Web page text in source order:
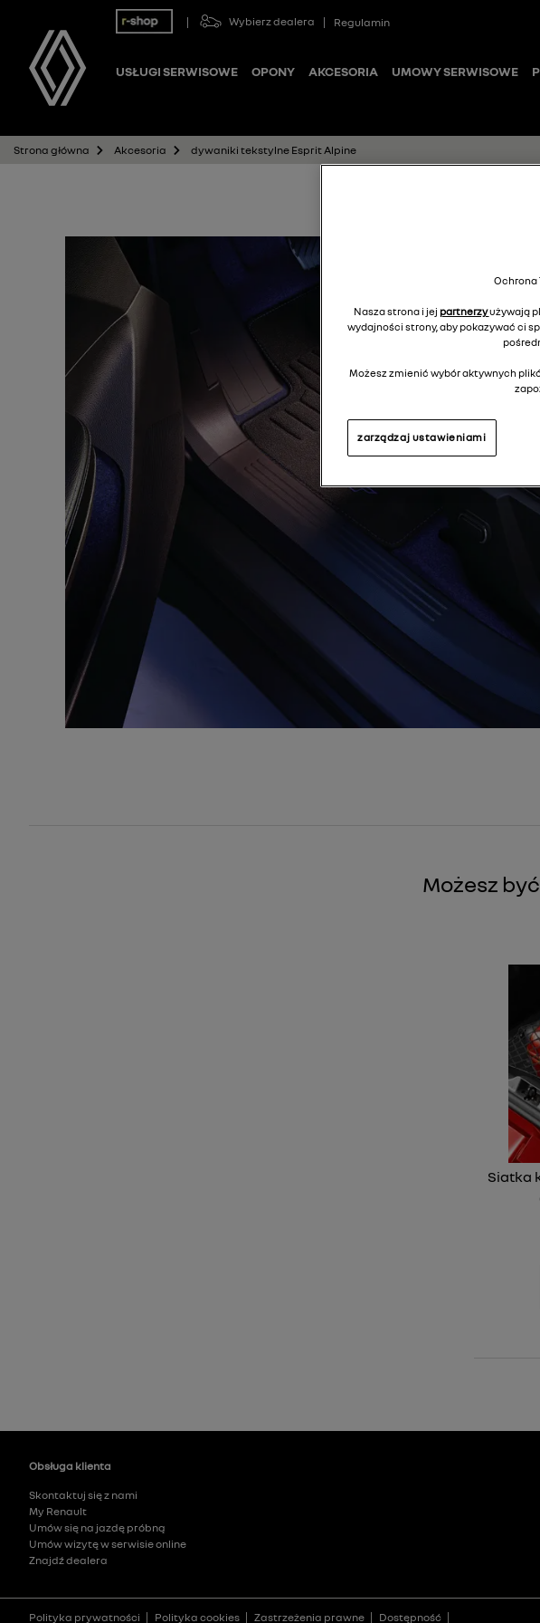
Wybierz dealera Regulamin
USŁUGI SERWISOWE OPONY AKCESORIA UMOWY SERWISOWE
Strona główna Akcesoria dywaniki tekstylne Esprit Alpine
Możesz
Siatka
Obsługa klienta
Skontaktuj się z nami
My Renault
Umów się na jazdę próbną
Umów wizytę w serwisie online
Znajdź dealera
Polityka prywatności Polityka cookies Zastrzeżenia prawne Dostępność
Ochrona
Nasza strona i jej partnerzyużywają
wydajności strony, aby pokazywać ci
Możesz zmienić wybór aktywnych
zarządzaj ustawieniami